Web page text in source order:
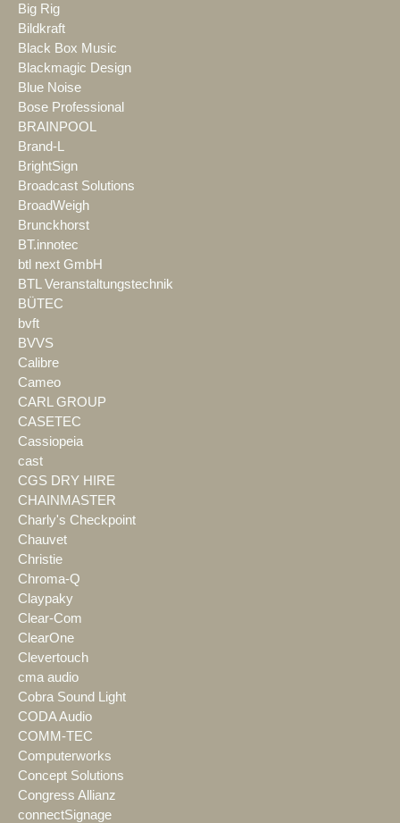
Big Rig
Bildkraft
Black Box Music
Blackmagic Design
Blue Noise
Bose Professional
BRAINPOOL
Brand-L
BrightSign
Broadcast Solutions
BroadWeigh
Brunckhorst
BT.innotec
btl next GmbH
BTL Veranstaltungstechnik
BÜTEC
bvft
BVVS
Calibre
Cameo
CARL GROUP
CASETEC
Cassiopeia
cast
CGS DRY HIRE
CHAINMASTER
Charly's Checkpoint
Chauvet
Christie
Chroma-Q
Claypaky
Clear-Com
ClearOne
Clevertouch
cma audio
Cobra Sound Light
CODA Audio
COMM-TEC
Computerworks
Concept Solutions
Congress Allianz
connectSignage